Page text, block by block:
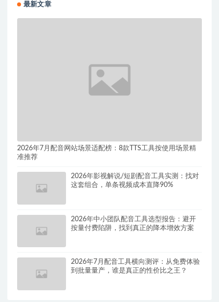
最新文章
2026年7月配音网站场景适配榜：8款TTS工具按使用场景精
准推荐
2026年影视解说/短剧配音工具实测：找对
这套组合，单条视频成本直降90%
2026年中小团队配音工具选型报告：避开
按量付费陷阱，找到真正的降本增效方案
2026年7月配音工具横向测评：从免费体验
到批量量产，谁是真正的性价比之王？